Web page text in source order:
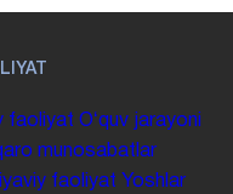
faoliyat Oʻquv jarayoni
munosabatlar
faoliyat Yoshlar